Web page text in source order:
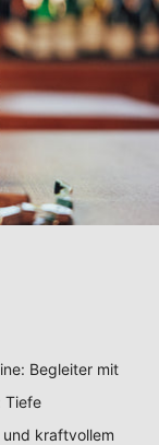
Begleiter mit
Tiefe
und kraftvollem